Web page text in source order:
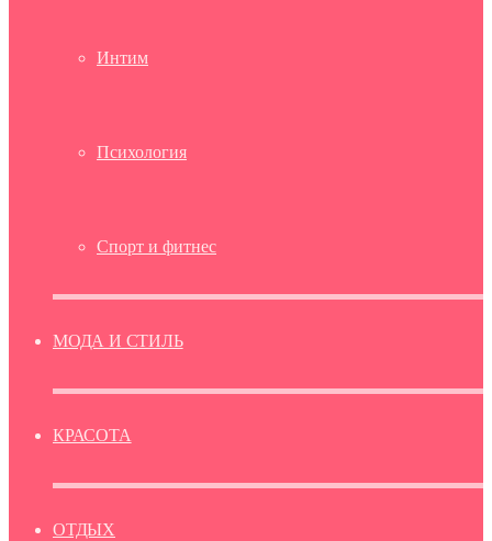
Интим
Психология
Спорт и фитнес
МОДА И СТИЛЬ
КРАСОТА
ОТДЫХ